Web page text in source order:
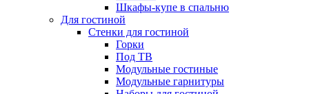
Шкафы-купе в спальню
Для гостиной
Стенки для гостиной
Горки
Под ТВ
Модульные гостиные
Модульные гарнитуры